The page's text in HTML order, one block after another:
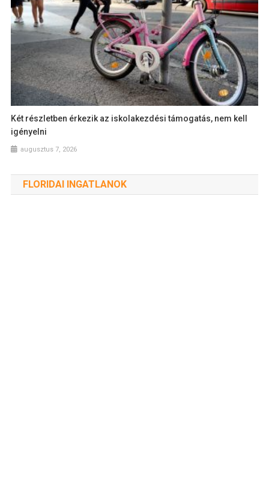
Két részletben érkezik az iskolakezdési támogatás, nem kell
igényelni
augusztus 7, 2026
FLORIDAI INGATLANOK